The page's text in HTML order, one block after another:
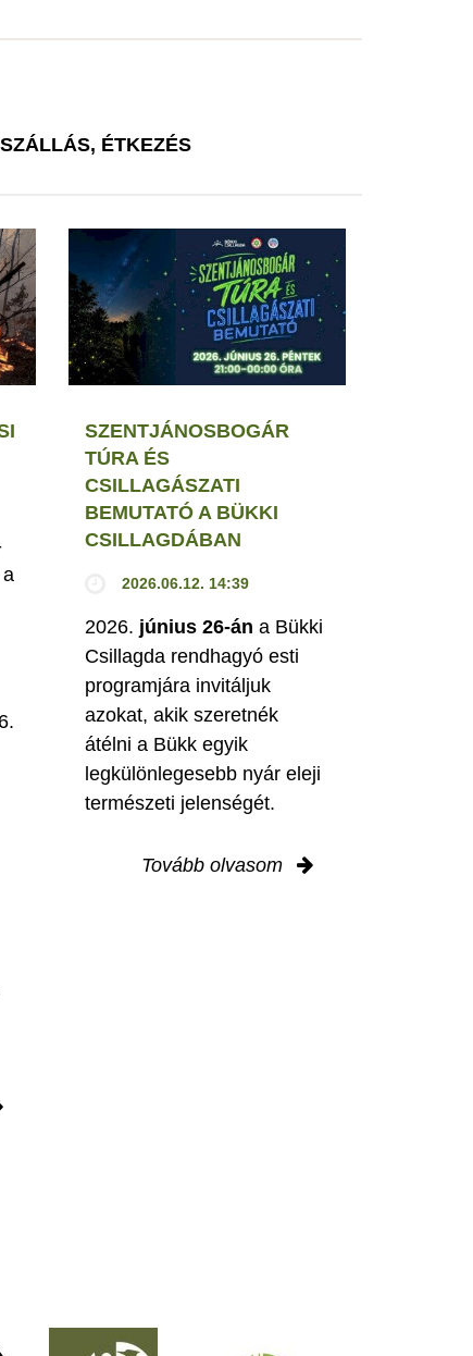
SZÁLLÁS, ÉTKEZÉS
SZENTJÁNOSBOGÁR
TÚRA ÉS
CSILLAGÁSZATI
BEMUTATÓ A BÜKKI
CSILLAGDÁBAN
2026.06.12. 14:39
2026. június 26-án a Bükki
Csillagda rendhagyó esti
programjára invitáljuk
azokat, akik szeretnék
átélni a Bükk egyik
legkülönlegesebb nyár eleji
természeti jelenségét.
Tovább olvasom